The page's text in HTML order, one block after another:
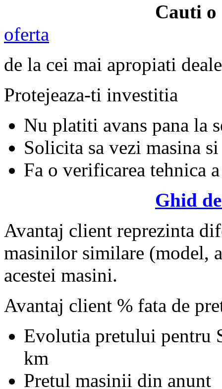
Cauti o
oferta
de la cei mai apropiati
Protejeaza-ti investitia
Nu platiti avans pana la
Solicita sa vezi masina si
Fa o verificarea tehnica
Ghid
Avantaj client reprezinta
masinilor similare (model,
acestei masini.
Avantaj client % fata de
Evolutia pretului pentru
km
Pretul masinii din anunt